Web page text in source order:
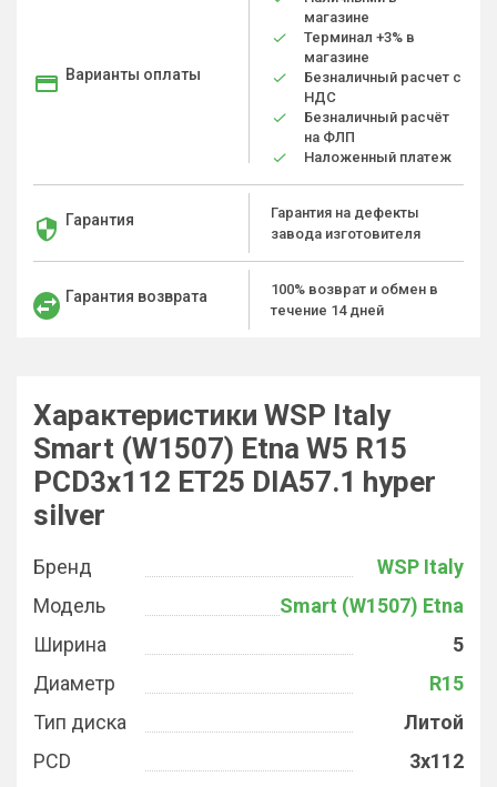
Варианты оплаты
магазине
Терминал +3% в
магазине
Безналичный расчет с
НДС
Безналичный расчёт
на ФЛП
Наложенный платеж
Гарантия
Гарантия на дефекты
завода изготовителя
Гарантия возврата
100% возврат и обмен в
течение 14 дней
Характеристики WSP Italy
Smart (W1507) Etna W5 R15
PCD3x112 ET25 DIA57.1 hyper
silver
Бренд
WSP Italy
Модель
Smart (W1507) Etna
Ширина
5
Диаметр
R15
Тип диска
Литой
PCD
3x112